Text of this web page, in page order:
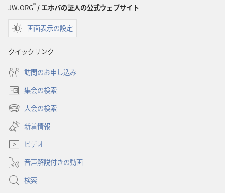
JW.ORG® / エホバの証人の公式ウェブサイト
画面表示の設定
クイックリンク
訪問のお申し込み
集会の検索
（新
し
タ
で
開
く）
大会の検索
（新
し
い
タ
ブ
で
開
く）
新着情報
ビデオ
音声解説付きの動画
検索